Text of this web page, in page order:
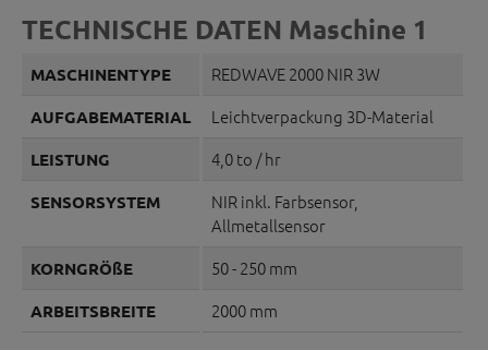
TECHNISCHE DATEN Maschine 1
MASCHINENTYPE REDWAVE 2000 NIR 3W
AUFGABEMATERIAL Leichtverpackung 3D-Material
LEISTUNG 4,0 to / hr
SENSORSYSTEM
NIR inkl. Farbsensor,
Allmetallsensor
KORNGRÖßE 50 - 250 mm
ARBEITSBREITE 2000 mm